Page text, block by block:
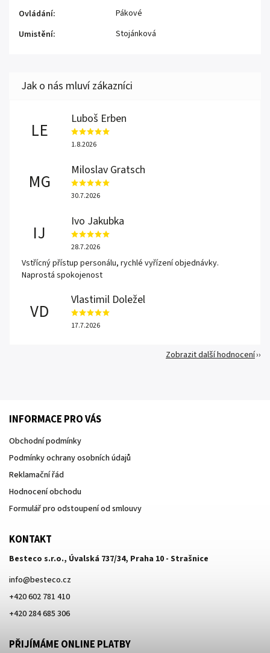
Ovládání:
Pákové
Umistění: Stojánková
LE
Luboš Erben
1.8.2026
MG
Miloslav Gratsch
30.7.2026
IJ
Ivo Jakubka
28.7.2026
Vstřícný přístup personálu, rychlé vyřízení objednávky.
Naprostá spokojenost
VD
Vlastimil Doležel
17.7.2026
Zobrazit další hodnocení
INFORMACE PRO VÁS
Obchodní podmínky
Podmínky ochrany osobních údajů
Reklamační řád
Hodnocení obchodu
Formulář pro odstoupení od smlouvy
KONTAKT
Besteco s.r.o., Úvalská 737/34, Praha 10 - Strašnice
info@besteco.cz
+420 602 781 410
+420 284 685 306
PŘIJÍMÁME ONLINE PLATBY